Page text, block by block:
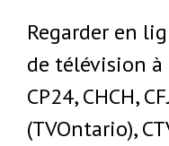
Regarder en
de télévision à
CP24, CHCH,
(TVOntario),